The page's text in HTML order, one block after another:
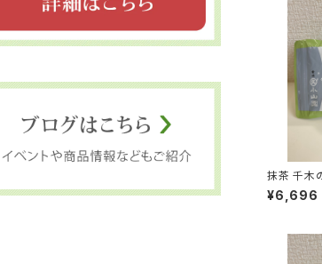
抹茶 千木
MATCHA
¥6,696